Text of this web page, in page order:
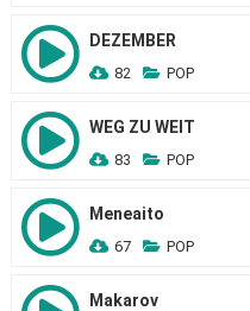
DEZEMBER
82 POP
WEG ZU WEIT
83 POP
Meneaito
67 POP
Makarov